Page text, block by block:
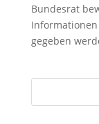
Bundesrat
gegeben